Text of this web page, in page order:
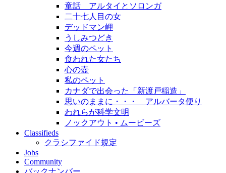
童話 アルタイとソロンガ
二十七人目の女
デッドマン岬
うしみつどき
今週のペット
食われた女たち
心の壺
私のペット
カナダで出会った「新渡戸稲造」
思いのままに・・・ アルバータ便り
われらが科学文明
ノックアウト • ムービーズ
Classifieds
クラシファイド規定
Jobs
Community
バックナンバー